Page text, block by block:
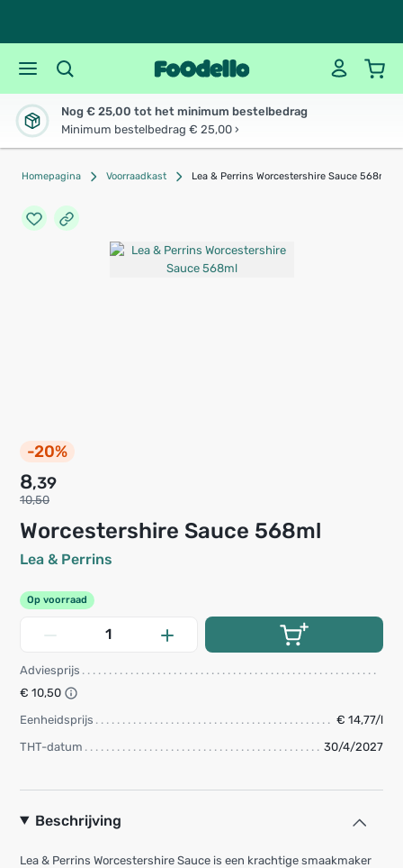
Nog € 25,00 tot het minimum bestelbedrag
Minimum bestelbedrag € 25,00 ›
Homepagina Voorraadkast Lea & Perrins Worcestershire Sauce 568ml
-20%
Worcestershire Sauce 568ml
Lea & Perrins
8,39
10,50
Op voorraad
Adviesprijs
€ 10,50
Eenheidsprijs
€ 14,77/l
THT-datum
30/4/2027
Beschrijving
Lea & Perrins Worcestershire Sauce is een krachtige smaakmaker